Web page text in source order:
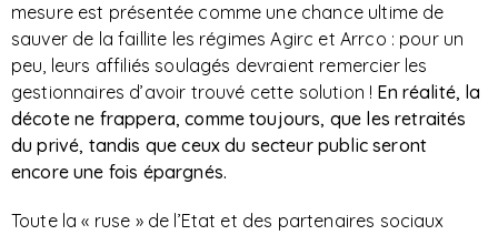
mesure est présentée comme une chance ultime de
sauver de la faillite les régimes Agirc et Arrco : pour un
peu, leurs affiliés soulagés devraient remercier les
gestionnaires d’avoir trouvé cette solution ! En réalité, la
décote ne frappera, comme toujours, que les retraités
du privé, tandis que ceux du secteur public seront
encore une fois épargnés.
Toute la « ruse » de l’Etat et des partenaires sociaux